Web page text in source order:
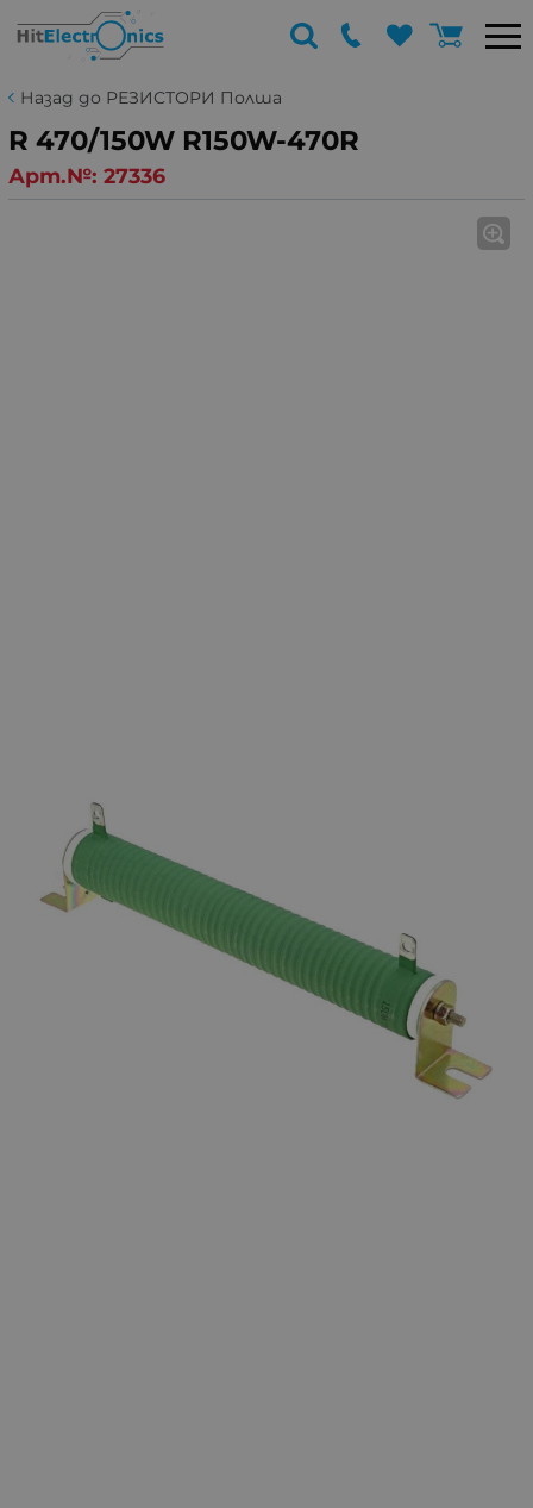
Назад до РЕЗИСТОРИ Полша
R 470/150W R150W-470R
Арт.№: 27336